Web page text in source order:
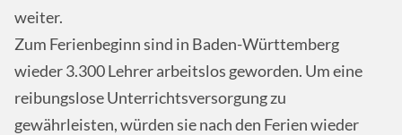
weiter.
Zum Ferienbeginn sind in Baden-Württemberg
wieder 3.300 Lehrer arbeitslos geworden. Um eine
reibungslose Unterrichtsversorgung zu
gewährleisten, würden sie nach den Ferien wieder